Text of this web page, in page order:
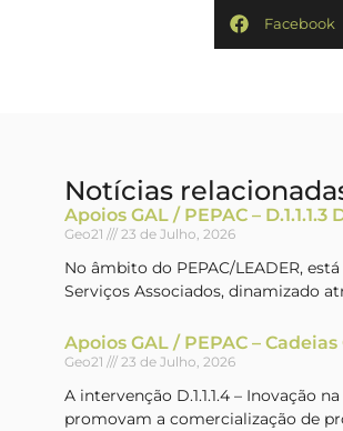
Facebook
Notícias
Apoios GAL / PEPAC –
Geo21 23 de Julho, 2026
No âmbito do PEPAC/LEADER,
Serviços Associados, dinamizado
Apoios GAL / PEPAC –
Geo21 23 de Julho, 2026
A intervenção D.1.1.1.4 – Inovação
promovam a comercialização de